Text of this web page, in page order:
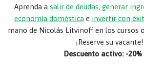
Aprenda a salir de deudas, generar
economía doméstica e invertir con
mano de Nicolás Litvinoff en los cursos
¡Reserve su vacante!
Descuento activo: -20%